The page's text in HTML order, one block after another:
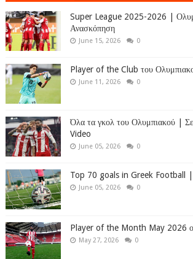
Super League 2025-2026 |
Ανασκόπηση
June 15, 2026 0
Player of the Club του
June 11, 2026 0
Όλα τα γκολ του Ολυμπιακού |
Video
June 05, 2026 0
Top 70 goals in Greek Football
June 05, 2026 0
Player of the Month May 2026
May 27, 2026 0